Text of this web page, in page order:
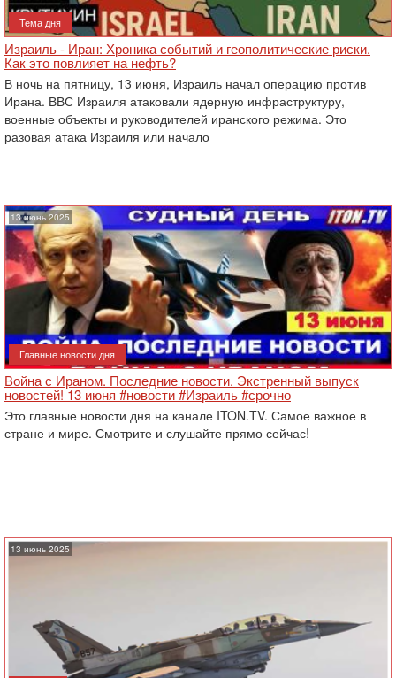
Тема дня
Израиль - Иран: Хроника событий и геополитические риски.
Как это повлияет на нефть?
В ночь на пятницу, 13 июня, Израиль начал операцию против
Ирана. ВВС Израиля атаковали ядерную инфраструктуру,
военные объекты и руководителей иранского режима. Это
разовая атака Израиля или начало
13 июнь 2025
Главные новости дня
Война с Ираном. Последние новости. Экстренный выпуск
новостей! 13 июня #новости #Израиль #срочно
Это главные новости дня на канале ITON.TV. Самое важное в
стране и мире. Смотрите и слушайте прямо сейчас!
13 июнь 2025